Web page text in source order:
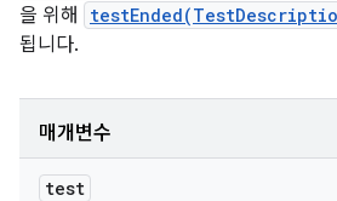
을 위해
됩니다.
매개변수
test